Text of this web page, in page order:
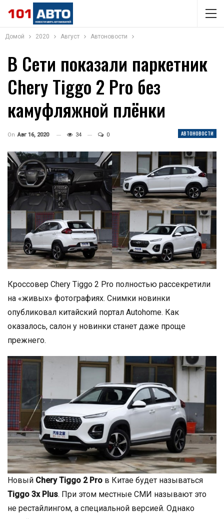
Домой 2020 Август Автоновости
В Сети показали паркетник
Chery Tiggo 2 Pro без
камуфляжной плёнки
АВТОНОВОСТИ
On Авг 16, 2020 34 0
Кроссовер Chery Tiggo 2 Pro полностью рассекретили
на «живых» фотографиях. Снимки новинки
опубликовал китайский портал Autohome. Как
оказалось, салон у новинки станет даже проще
прежнего.
Новый Chery Tiggo 2 Pro в Китае будет называться
Tiggo 3x Plus. При этом местные СМИ называют это
не рестайлингом, а специальной версией. Однако